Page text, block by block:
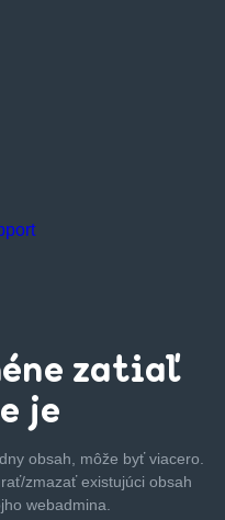
zatiaľ
je
obsah, môže byťviacero.
zmazaťexistujúci obsah
webadmina.